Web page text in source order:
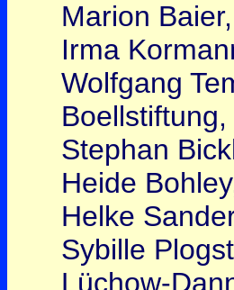
Marion
Irma
Wolfgang
Stephan
Heide
Helke
Sybille
Lüchow-